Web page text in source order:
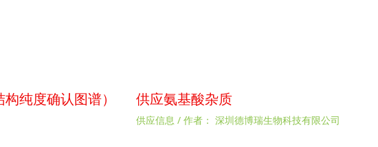
纯度确认图谱） 供应氨基酸杂质
供应信息 / 作者： 深圳德博瑞生物科技有限公司